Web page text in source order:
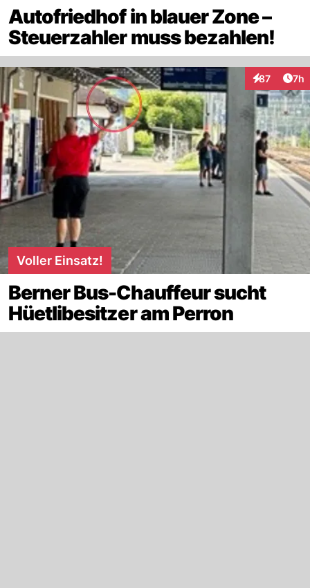
Autofriedhof in blauer Zone –
Steuerzahler muss bezahlen!
87
Interaktionen
7h
Voller Einsatz!
Berner Bus-Chauffeur sucht
Hüetlibesitzer am Perron